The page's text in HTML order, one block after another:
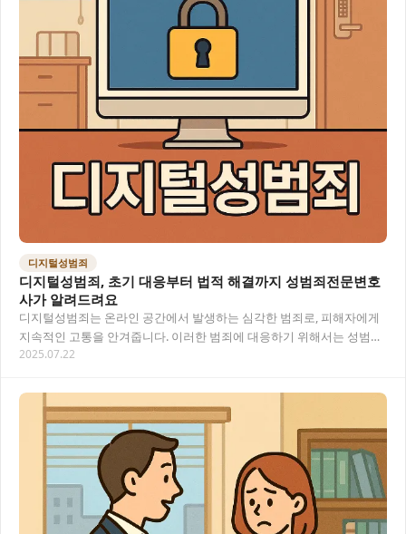
디지털성범죄
디지털성범죄, 초기 대응부터 법적 해결까지 성범죄전문변호
사가 알려드려요
디지털성범죄는 온라인 공간에서 발생하는 심각한 범죄로, 피해자에게
지속적인 고통을 안겨줍니다. 이러한 범죄에 대응하기 위해서는 성범죄
전문변호사의 도움이 필수적이며, 신속한 대응과…
2025.07.22